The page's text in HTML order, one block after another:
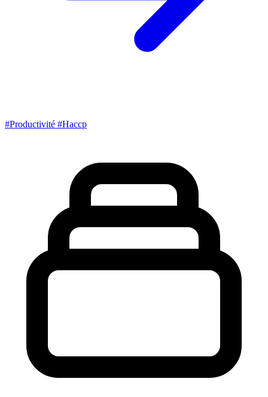
#Productivité #Haccp